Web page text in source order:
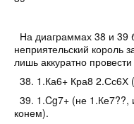
На диаграммах 38 и 39
неприятельский король
лишь аккуратно
38. 1.Ка6+ Кра8 2.Сс6Х
39. 1.Cg7+ (не 1.Ке7??,
конем).